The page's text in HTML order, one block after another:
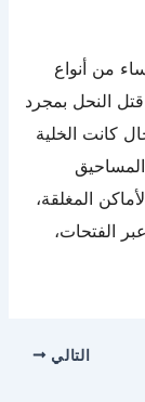
من أنواع
قتل النحل بمجرد
كانت الخلية
المغلقة،
الفتحات،
التالي